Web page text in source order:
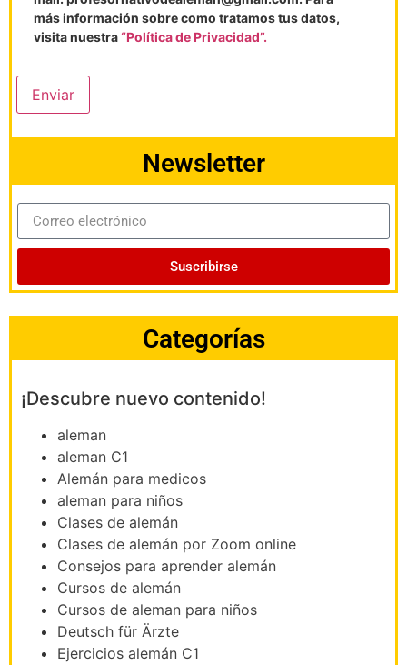
más información sobre como tratamos tus datos,
visita nuestra“Política de Privacidad”.
Enviar
Newsletter
Suscribirse
Categorías
¡Descubre nuevo contenido!
aleman
aleman C1
Alemán para medicos
aleman para niños
Clases de alemán
Clases de alemán por Zoom online
Consejos para aprender alemán
Cursos de alemán
Cursos de aleman para niños
Deutsch für Ärzte
Ejercicios alemán C1